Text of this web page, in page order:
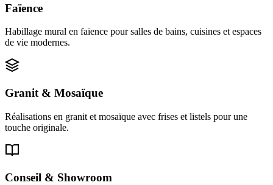
Faïence
Habillage mural en faïence pour salles de bains, cuisines et espaces
de vie modernes.
Granit & Mosaïque
Réalisations en granit et mosaïque avec frises et listels pour une
touche originale.
Conseil & Showroom